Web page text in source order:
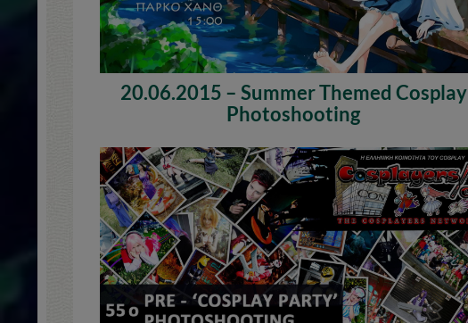
20.06.2015 – Summer Themed Cosplay
Photoshooting